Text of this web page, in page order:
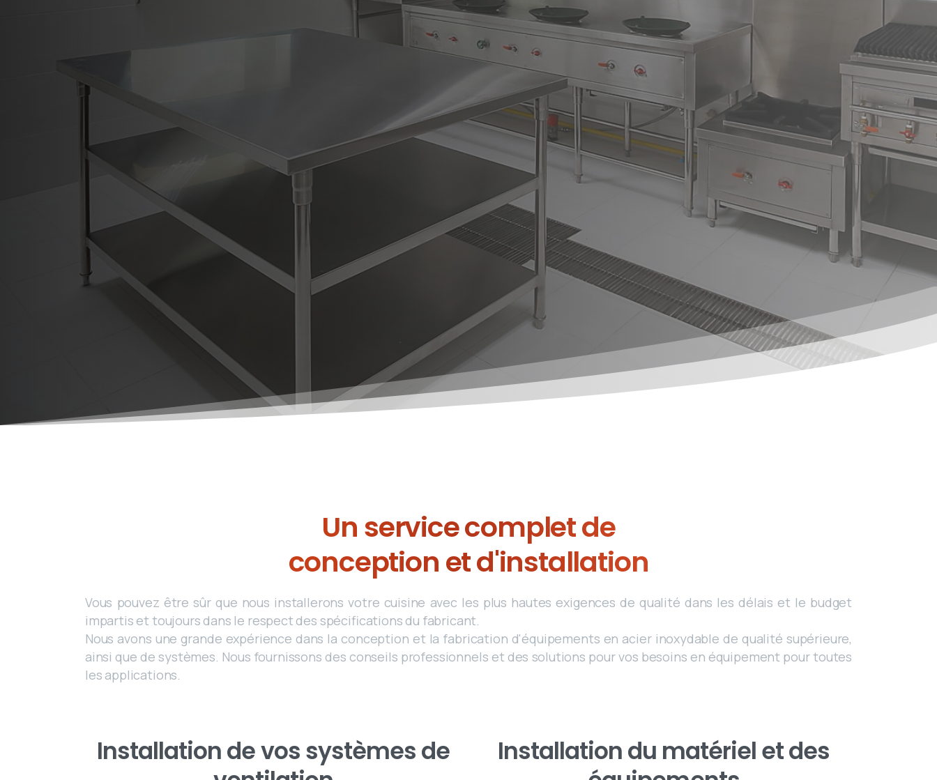
Un service complet de
conception et d'installation
Vous pouvez être sûr que nous installerons votre cuisine avec les plus hautes exigences de qualité dans les délais et le budget
impartis et toujours dans le respect des spécifications du fabricant.
Nous avons une grande expérience dans la conception et la fabrication d'équipements en acier inoxydable de qualité supérieure,
ainsi que de systèmes. Nous fournissons des conseils professionnels et des solutions pour vos besoins en équipement pour toutes
les applications.
Installation de vos systèmes de
Installation du matériel et des